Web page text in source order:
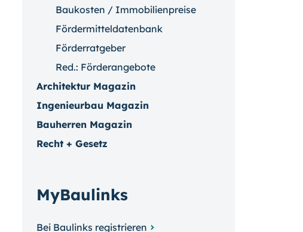
Baukosten / Immobilienpreise
Fördermitteldatenbank
Förderratgeber
Red.: Förderangebote
Architektur Magazin
Ingenieurbau Magazin
Bauherren Magazin
Recht + Gesetz
MyBaulinks
Bei Baulinks registrieren